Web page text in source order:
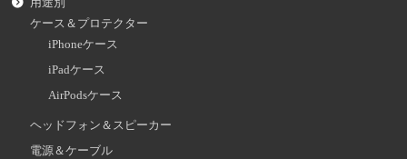
用途別
ケース＆プロテクター
iPhoneケース
iPadケース
AirPodsケース
ヘッドフォン＆スピーカー
電源＆ケーブル